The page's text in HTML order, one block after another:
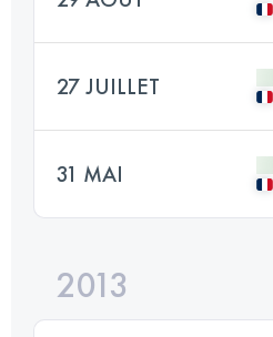
27 JUILLET
31 MAI
2013